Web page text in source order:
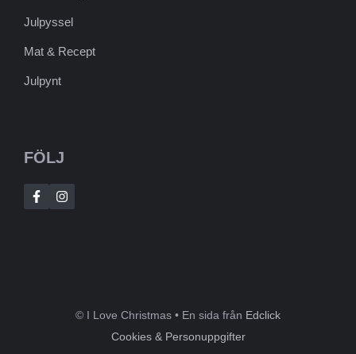
Julpyssel
Mat & Recept
Julpynt
FÖLJ
© I Love Christmas • En sida från Edclick
Cookies & Personuppgifter